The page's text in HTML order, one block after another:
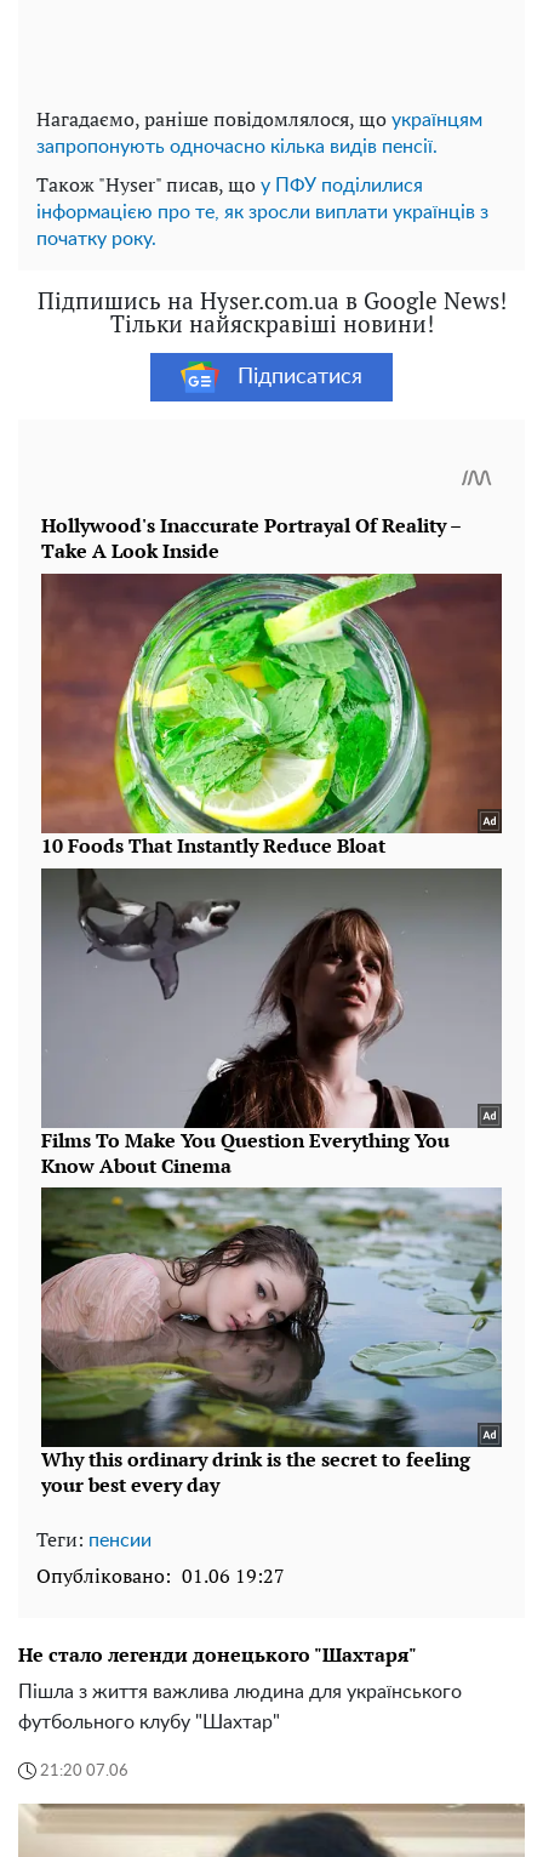
Нагадаємо, раніше повідомлялося, що українцям
запропонують одночасно кілька видів пенсії.
Також "Hyser" писав, що у ПФУ поділилися
інформацією про те, як зросли виплати українців з
початку року.
Підпишись на Hyser.com.ua в Google News!
Тільки найяскравіші новини!
Підписатися
Теги: пенсии
Опубліковано: 01.06 19:27
Не стало легенди донецького "Шахтаря"
Пішла з життя важлива людина для українського
футбольного клубу "Шахтар"
21:20 07.06